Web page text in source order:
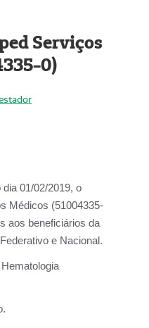
Serviços
0)
dia 01/02/2019, o
Médicos (51004335-
aos beneficiários da
e Nacional.